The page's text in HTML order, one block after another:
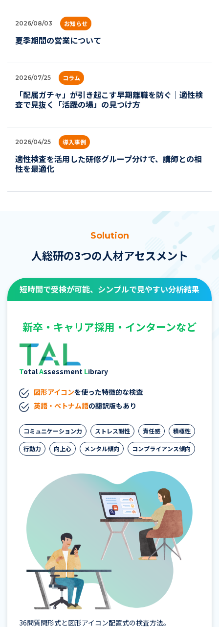
お知らせ
2026/08/03
夏季期間の営業について
コラム
2026/07/25
「配属ガチャ」が引き起こす早期離職を防ぐ｜適性検
査で見抜く「活躍の場」の見つけ方
導入事例
2026/04/25
適性検査を活用した研修グループ分けで、講師との相
性を最適化
Solution
人総研の3つの人材アセスメント
短時間で受検が可能、シンプルで見やすい分析結果
新卒・キャリア採用・インターンなど
TotalAssessment Library
図形アイコンを使った特徴的な検査
英語・ベトナム語の翻訳版もあり
コミュニケーション力 ストレス耐性 責任感 積極性
行動力 向上心 メンタル傾向 コンプライアンス傾向
36問質問形式と図形アイコン配置式の検査方法。